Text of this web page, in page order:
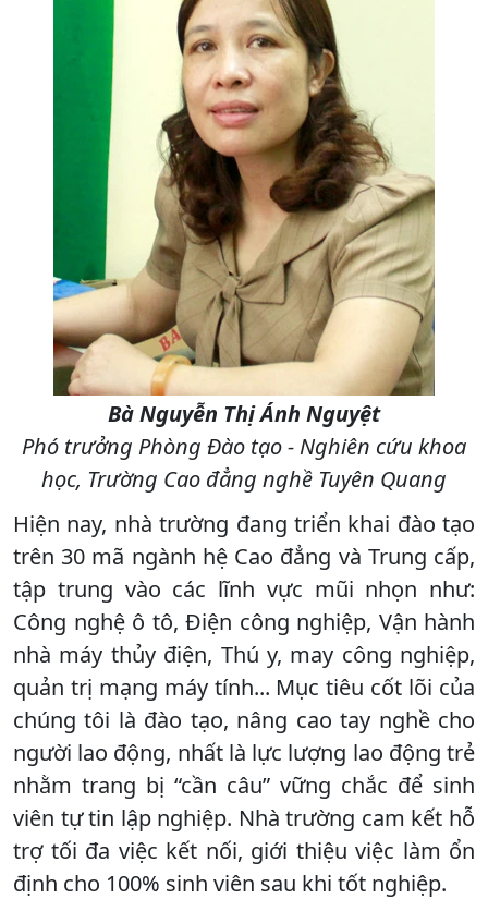
Bà Nguyễn Thị Ánh Nguyệt
Phó trưởng Phòng Đào tạo - Nghiên cứu khoa
học, Trường Cao đẳng nghề Tuyên Quang
Hiện nay, nhà trường đang triển khai đào tạo
trên 30 mã ngành hệ Cao đẳng và Trung cấp,
tập trung vào các lĩnh vực mũi nhọn như:
Công nghệ ô tô, Điện công nghiệp, Vận hành
nhà máy thủy điện, Thú y, may công nghiệp,
quản trị mạng máy tính... Mục tiêu cốt lõi của
chúng tôi là đào tạo, nâng cao tay nghề cho
người lao động, nhất là lực lượng lao động trẻ
nhằm trang bị “cần câu” vững chắc để sinh
viên tự tin lập nghiệp. Nhà trường cam kết hỗ
trợ tối đa việc kết nối, giới thiệu việc làm ổn
định cho 100% sinh viên sau khi tốt nghiệp.